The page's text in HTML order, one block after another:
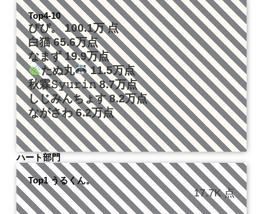
Top4-10
ぴぴ。 100.1万 点
白猫 65.6万点
なまず 19.9万点
たぬ丸
11.5万点
秋霖𝚂𝚢𝚞𝚛𝚒𝚗 8.7万点
しじみんちょす 8.2万点
ながさわ 6.2万点
ハート部門
Top1 うるくん。
17.7K 点